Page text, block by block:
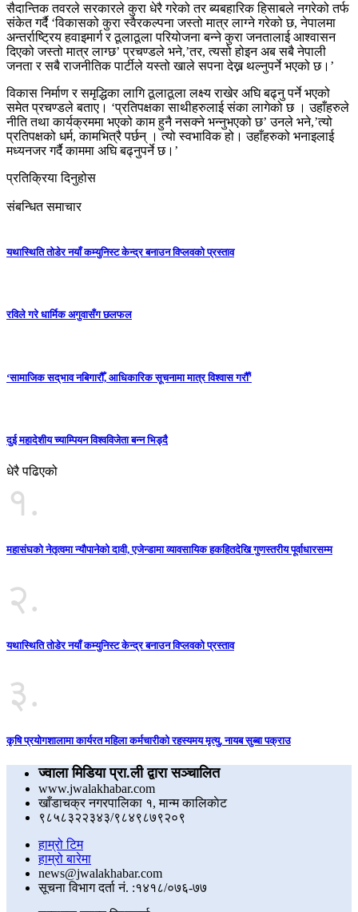
सैदान्तिक तवरले सरकारले कुरा धेरै गरेको तर ब्यबहारिक हिसाबले नगरेको तर्फ
संकेत गर्दै ‘विकासको कुरा स्वैरकल्पना जस्तो मात्र लाग्ने गरेको छ, नेपालमा
अन्तर्राष्ट्रिय हवाइमार्ग र ठूलाठूला परियोजना बन्ने कुरा जनतालाई आश्वासन
दिएको जस्तो मात्र लाग्छ’ प्रचण्डले भने,’तर, त्यसो होइन अब सबै नेपाली
जनता र सबै राजनीतिक पार्टीले यस्तो खाले सपना देख्न थल्नुपर्ने भएको छ।’
विकास निर्माण र समृद्धिका लागि ठूलाठूला लक्ष्य राखेर अघि बढ्नु पर्ने भएको
समेत प्रचण्डले बताए। ‘प्रतिपक्षका साथीहरुलाई संका लागेको छ । उहाँहरुले
नीति तथा कार्यक्रममा भएको काम हुनै नसक्ने भन्नुभएको छ’ उनले भने,’त्यो
प्रतिपक्षको धर्म, कामभित्रै पर्छन् । त्यो स्वभाविक हो। उहाँहरुको भनाइलाई
मध्यनजर गर्दै काममा अघि बढ्नुपर्ने छ।’
प्रतिक्रिया दिनुहोस
संबन्धित समाचार
यथास्थिति तोडेर नयाँ कम्युनिस्ट केन्द्र बनाउन विप्लवको प्रस्ताव
रविले गरे धार्मिक अगुवासँग छलफल
‘सामाजिक सद्‌भाव नबिगारौँ, आधिकारिक सूचनामा मात्र विश्वास गरौँ’
दुई महादेशीय च्याम्पियन विश्वविजेता बन्न भिड्दै
धेरै पढिएको
१.
महासंघको नेतृत्वमा न्यौपानेको दावी, एजेन्डामा व्यावसायिक हकहितदेखि गुणस्तरीय पूर्वाधारसम्म
२.
यथास्थिति तोडेर नयाँ कम्युनिस्ट केन्द्र बनाउन विप्लवको प्रस्ताव
३.
कृषि प्रयोगशालामा कार्यरत महिला कर्मचारीको रहस्यमय मृत्यु, नायब सुब्बा पक्राउ
ज्वाला मिडिया प्रा.ली द्वारा सञ्चालित
www.jwalakhabar.com
खाँडाचक्र नगरपालिका १, मान्म कालिकाेट
९८५८३२२३४३/९८४९८७९२०९
हाम्रो टिम
हाम्रो बारेमा
news@jwalakhabar.com
सूचना विभाग दर्ता नं. :१४१८/०७६-७७